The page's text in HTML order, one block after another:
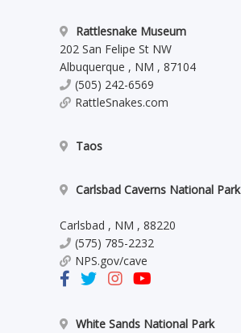
Rattlesnake Museum
202 San Felipe St NW
Albuquerque , NM , 87104
(505) 242-6569
RattleSnakes.com
Taos
Carlsbad Caverns National Park
Carlsbad , NM , 88220
(575) 785-2232
NPS.gov/cave
White Sands National Park